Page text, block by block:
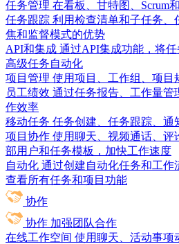
任务管理 在看板、甘特图、Scrum
任务跟踪 利用检查清单和子任务、
焦和监督模式的优势
API和集成 通过API集成功能，将
高级任务自动化
项目管理 使用项目、工作组、项目
员工绩效 通过任务报告、工作量管
作效率
移动任务 任务创建、任务跟踪、通
项目协作 使用聊天、视频通话、评
部用户和任务模板，加快工作速度
自动化 通过创建自动化任务和工作
查看所有任务和项目功能
协作
协作 加强团队合作
在线工作空间 使用聊天、活动事项